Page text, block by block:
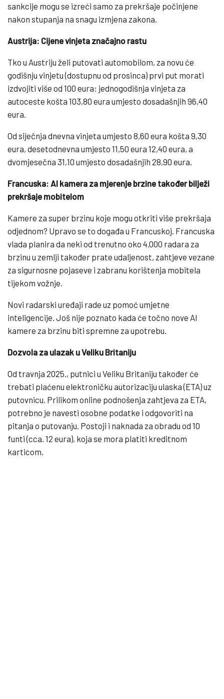
sankcije mogu se izreći samo za prekršaje počinjene
nakon stupanja na snagu izmjena zakona.
Austrija: Cijene vinjeta značajno rastu
Tko u Austriju želi putovati automobilom, za novu će
godišnju vinjetu (dostupnu od prosinca) prvi put morati
izdvojiti više od 100 eura: jednogodišnja vinjeta za
autoceste košta 103,80 eura umjesto dosadašnjih 96,40
eura.
Od siječnja dnevna vinjeta umjesto 8,60 eura košta 9,30
eura, desetodnevna umjesto 11,50 eura 12,40 eura, a
dvomjesečna 31,10 umjesto dosadašnjih 28,90 eura.
Francuska: AI kamera za mjerenje brzine također bilježi
prekršaje mobitelom
Kamere za super brzinu koje mogu otkriti više prekršaja
odjednom? Upravo se to događa u Francuskoj. Francuska
vlada planira da neki od trenutno oko 4.000 radara za
brzinu u zemlji također prate udaljenost, zahtjeve vezane
za sigurnosne pojaseve i zabranu korištenja mobitela
tijekom vožnje.
Novi radarski uređaji rade uz pomoć umjetne
inteligencije. Još nije poznato kada će točno nove AI
kamere za brzinu biti spremne za upotrebu.
Dozvola za ulazak u Veliku Britaniju
Od travnja 2025., putnici u Veliku Britaniju također će
trebati plaćenu elektroničku autorizaciju ulaska (ETA) uz
putovnicu. Prilikom online podnošenja zahtjeva za ETA,
potrebno je navesti osobne podatke i odgovoriti na
pitanja o putovanju. Postoji i naknada za obradu od 10
funti (cca. 12 eura), koja se mora platiti kreditnom
karticom.